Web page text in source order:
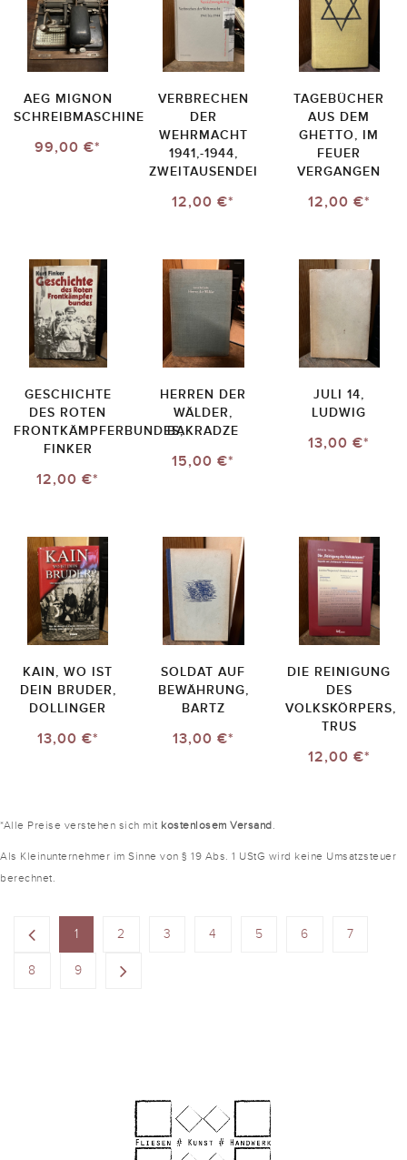
AEG MIGNON
SCHREIBMASCHINE
99,00 €*
VERBRECHEN
DER
WEHRMACHT
1941,-1944,
ZWEITAUSENDEI
12,00 €*
TAGEBÜCHER
AUS DEM
GHETTO, IM
FEUER
VERGANGEN
12,00 €*
GESCHICHTE
DES ROTEN
FRONTKÄMPFERBUNDES,
FINKER
12,00 €*
HERREN DER
WÄLDER,
BAKRADZE
15,00 €*
JULI 14,
LUDWIG
13,00 €*
KAIN, WO IST
DEIN BRUDER,
DOLLINGER
13,00 €*
SOLDAT AUF
BEWÄHRUNG,
BARTZ
13,00 €*
DIE REINIGUNG
DES
VOLKSKÖRPERS,
TRUS
12,00 €*
*Alle Preise verstehen sich mit kostenlosem Versand.
Als Kleinunternehmer im Sinne von § 19 Abs. 1 UStG wird keine Umsatzsteuer
berechnet.
1 2 3 4 5 6 7
8 9